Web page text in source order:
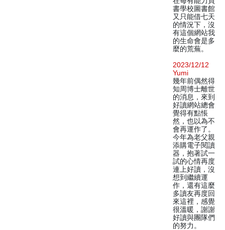
書學校圖書館
又只能借七天
的情況下，沒
有這個網站我
的生命會是多
麼的荒蕪。
2023/12/12
Yumi
幾年前偶然得
知周博士離世
的消息，來到
好讀網站總會
覺得有點悵
然，也以為不
會再運作了。
今年為老父親
添購電子閱讀
器，抱著試一
試的心情再度
連上好讀，沒
想到繼續運
作，還有這麼
多讀友再度回
來這裡，感覺
很溫暖，謝謝
好讀與團隊們
的努力。